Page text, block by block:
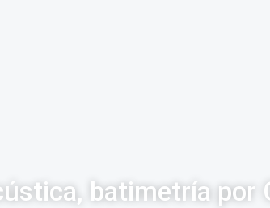
batimetría por